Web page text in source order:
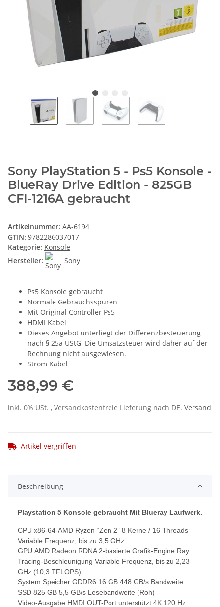
Sony PlayStation 5 - Ps5 Konsole -
BlueRay Drive Edition - 825GB
CFI-1216A gebraucht
Artikelnummer: AA-6194
GTIN: 9782286037017
Kategorie: Konsole
Hersteller:
Sony
Ps5 Konsole gebraucht
Normale Gebrauchsspuren
Mit Original Controller Ps5
HDMI Kabel
Dieses Angebot unterliegt der Differenzbesteuerung
nach § 25a UStG. Die Umsatzsteuer wird daher auf der
Rechnung nicht ausgewiesen.
Strom Kabel
388,99 €
inkl. 0% USt. , Versandkostenfreie Lieferung nach DE. Versand
Artikel vergriffen
Beschreibung
Playstation 5 Konsole gebraucht Mit Blueray Laufwerk.
CPU x86-64-AMD Ryzen “Zen 2” 8 Kerne / 16 Threads
Variable Frequenz, bis zu 3,5 GHz
GPU AMD Radeon RDNA 2-basierte Grafik-Engine Ray
Tracing-Beschleunigung Variable Frequenz, bis zu 2,23
GHz (10,3 TFLOPS)
System Speicher GDDR6 16 GB 448 GB/s Bandweite
SSD 825 GB 5,5 GB/s Lesebandweite (Roh)
Video-Ausgabe HMDI OUT-Port unterstützt 4K 120 Hz